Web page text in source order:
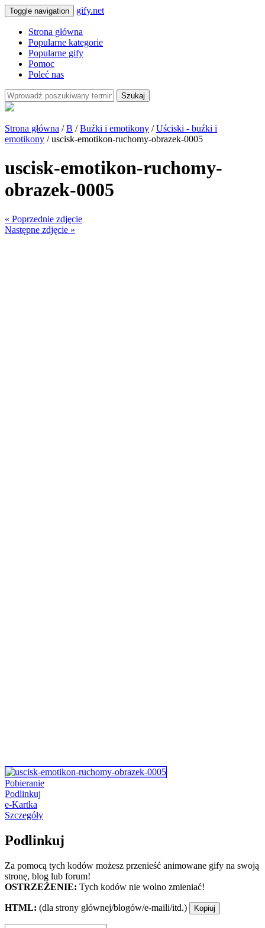
Toggle navigation gify.net
Strona główna
Popularne kategorie
Popularne gify
Pomoc
Poleć nas
Szukaj
Strona główna /B /Buźki i emotikony /Uściski - buźki i
emotikony / uscisk-emotikon-ruchomy-obrazek-0005
uscisk-emotikon-ruchomy-
obrazek-0005
« Poprzednie zdjęcie
Następne zdjęcie »
Pobieranie
Podlinkuj
e-Kartka
Szczegóły
Podlinkuj
Za pomocą tych kodów możesz przenieść animowane gify na swoją
stronę, blog lub forum!
OSTRZEŻENIE: Tych kodów nie wolno zmieniać!
HTML: (dla strony głównej/blogów/e-maili/itd.) Kopiuj